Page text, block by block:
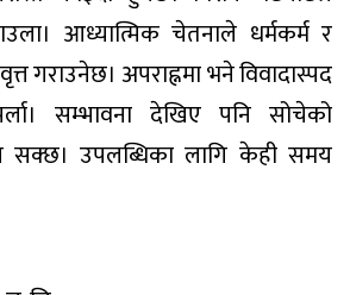
आध्यात्मिक चेतनाले धर्मकर्म र
गराउनेछ। अपराह्नमा भने विवादास्पद
सम्भावना देखिए पनि सोचेको
सक्छ। उपलब्धिका लागि केही समय